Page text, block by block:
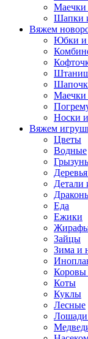
Маечки
Шапки
Вяжем
Юбки и
Носки
Вяжем
Цветы
Водные
Детали
Еда
Ежики
Зайцы
Зима и
Коты
Куклы
Лесные
Лошади